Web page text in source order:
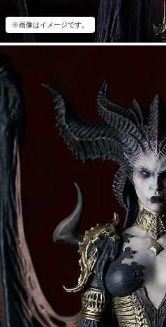
※画像はイメージです。